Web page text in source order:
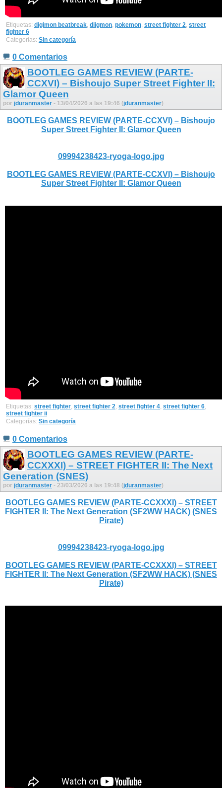
Etiquetas: digimon beatbreak diigmon pokemon street fighter 2 street
fighter 6
Categorías: Sin categoría
0 Comentarios
BOOTLEG GAMES REVIEW (PARTE-
CCXVI) – Bishoujo Super Street Fighter II:
Glamor Queen
por jduranmaster - 13/04/2026 a las 19:46 (jduranmaster)
BOOTLEG GAMES REVIEW (PARTE-CCXVI) – Bishoujo
Super Street Fighter II: Glamor Queen
09994238423-ryoga-logo.jpg
BOOTLEG GAMES REVIEW (PARTE-CCXVI) – Bishoujo
Super Street Fighter II: Glamor Queen
Etiquetas: street fighter, street fighter 2, street fighter 4, street fighter 6,
street fighter ii
Categorías: Sin categoría
0 Comentarios
BOOTLEG GAMES REVIEW (PARTE-
CCXXXI) – STREET FIGHTER II: The Next
Generation (SNES)
por jduranmaster - 23/03/2026 a las 19:48 (jduranmaster)
BOOTLEG GAMES REVIEW (PARTE-CCXXXI) – STREET
FIGHTER II: The Next Generation (SF2WW HACK) (SNES
Pirate)
09994238423-ryoga-logo.jpg
BOOTLEG GAMES REVIEW (PARTE-CCXXXI) – STREET
FIGHTER II: The Next Generation (SF2WW HACK) (SNES
Pirate)